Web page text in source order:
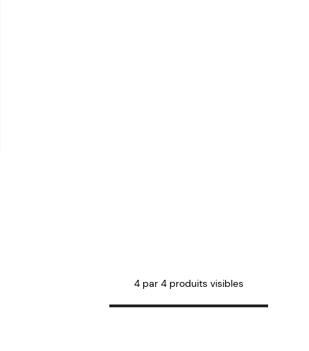
4 par 4 produits visibles